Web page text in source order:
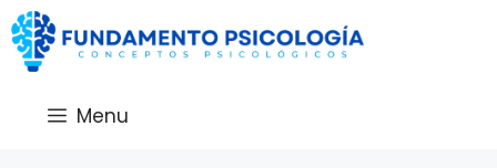
Saltar
al
contenido
Menu